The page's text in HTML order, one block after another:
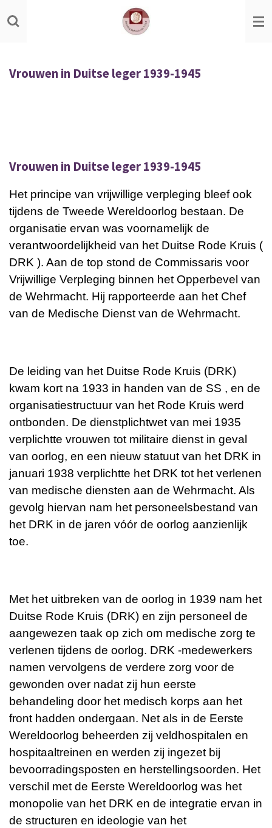
Ga
direct
hoofdinhoud
Vrouwen in Duitse leger 1939-1945
Vrouwen in Duitse leger 1939-1945
Het principe van vrijwillige verpleging bleef ook
tijdens de Tweede Wereldoorlog bestaan. De
organisatie ervan was voornamelijk de
verantwoordelijkheid van het Duitse Rode Kruis (
DRK ). Aan de top stond de Commissaris voor
Vrijwillige Verpleging binnen het Opperbevel van
de Wehrmacht. Hij rapporteerde aan het Chef
van de Medische Dienst van de Wehrmacht.
De leiding van het Duitse Rode Kruis (DRK)
kwam kort na 1933 in handen van de SS , en de
organisatiestructuur van het Rode Kruis werd
ontbonden. De dienstplichtwet van mei 1935
verplichtte vrouwen tot militaire dienst in geval
van oorlog, en een nieuw statuut van het DRK in
januari 1938 verplichtte het DRK tot het verlenen
van medische diensten aan de Wehrmacht. Als
gevolg hiervan nam het personeelsbestand van
het DRK in de jaren vóór de oorlog aanzienlijk
toe.
Met het uitbreken van de oorlog in 1939 nam het
Duitse Rode Kruis (DRK) en zijn personeel de
aangewezen taak op zich om medische zorg te
verlenen tijdens de oorlog. DRK -medewerkers
namen vervolgens de verdere zorg voor de
gewonden over nadat zij hun eerste
behandeling door het medisch korps aan het
front hadden ondergaan. Net als in de Eerste
Wereldoorlog beheerden zij veldhospitalen en
hospitaaltreinen en werden zij ingezet bij
bevoorradingsposten en herstellingsoorden. Het
verschil met de Eerste Wereldoorlog was het
monopolie van het DRK en de integratie ervan in
de structuren en ideologie van het